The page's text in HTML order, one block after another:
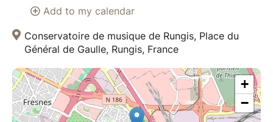
Add to my calendar
Conservatoire de musique de Rungis, Place du
Général de Gaulle, Rungis, France
+
−